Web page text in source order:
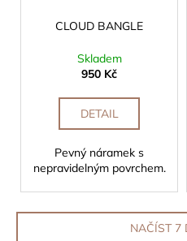
CLOUD BANGLE
Skladem
950 Kč
DETAIL
Pevný náramek s
nepravidelným povrchem.
NAČÍST 7